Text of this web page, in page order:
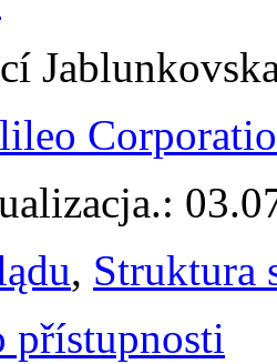
, Struktura
přístupnosti